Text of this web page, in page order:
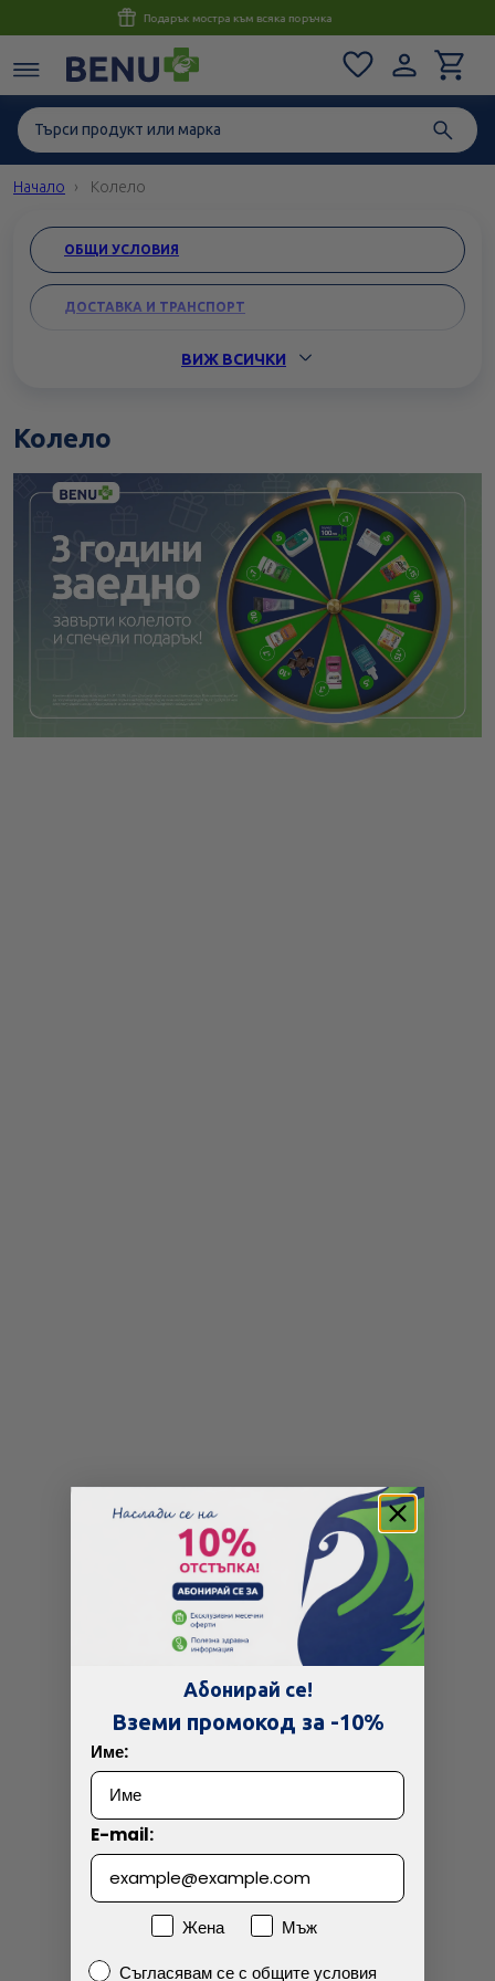
Консултация с магистър-фармацевт до 1 час
Начало Колело
Колело
ОБЩИ УСЛОВИЯ
ДОСТАВКА И ТРАНСПОРТ
ВРЪЩАНЕНЕ И ЗАМЯНА
ЗАЩИТА НА ЛИЧНИТЕ ДАННИ
УВЕДОМЛЕНИЕ ЗА ПОВЕРИТЕЛНОСТ
ВИДЕОНАБЛЮДЕНИЕ
УВЕДОМЛЕНИЕ ЗА ОБРАБОТВАНЕ НА ЛИЧНИ
ДАННИ ПРИ ПОРЪЧКИ С ДОСТАВКА ДО АПТЕКА
ОБЩИ УСЛОВИЯ EUCERIN
ВИЖ ВСИЧКИ
Абонирай се!
Вземи промокод за -10%
Име:
E-mail:
ПолЖена
Мъж
Съгласявам се с общите условия
Съгласявам се с общите условия